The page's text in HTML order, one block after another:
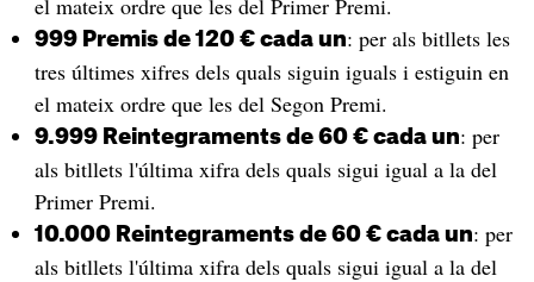
999 Premis de 120 € cada un: per als bitllets les
tres últimes xifres dels quals siguin iguals i estiguin en
el mateix ordre que les del Segon Premi.
9.999 Reintegraments de 60 € cada un: per
als bitllets l'última xifra dels quals sigui igual a la del
Primer Premi.
10.000 Reintegraments de 60 € cada un: per
als bitllets l'última xifra dels quals sigui igual a la del